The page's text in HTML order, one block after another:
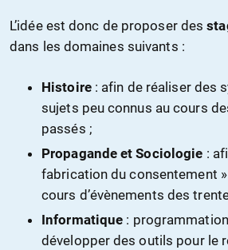
L’idée est donc de proposer des
dans les domaines suivants :
Histoire: afin de réaliser des
sujets peu connus au cours
passés ;
Propagande et Sociologie :
fabrication du consentement
cours d’évènements des
Informatique :
développer des outils pour le